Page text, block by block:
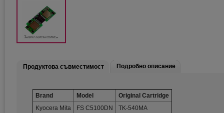
Продуктова съвместимост Подробно описание
Brand Model
Original Cartridge
Kyocera Mita
FS C5100DN TK-540MA